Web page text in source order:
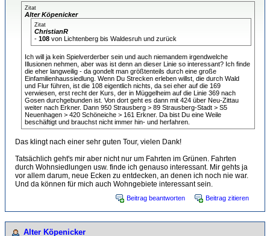
Zitat
Alter Köpenicker
Zitat
ChristianR
- 108 von Lichtenberg bis Waldesruh und zurück
Ich will ja kein Spielverderber sein und auch niemandem irgendwelche
Illusionen nehmen, aber was ist denn an dieser Linie so interessant? Ich finde
die eher langweilig - da gondelt man größtenteils durch eine große
Einfamilienhaussiedlung. Wenn Du Strecken erleben willst, die durch Wald
und Flur führen, ist die 108 eigentlich nichts, da sei eher auf die 169
verwiesen, erst recht der Kurs, der in Müggelheim auf die Linie 369 nach
Gosen durchgebunden ist. Von dort geht es dann mit 424 über Neu-Zittau
weiter nach Erkner. Dann 950 Strausberg > 89 Strausberg-Stadt > S5
Neuenhagen > 420 Schöneiche > 161 Erkner. Da bist Du eine Weile
beschäftigt und brauchst nicht immer hin- und herfahren.
Das klingt nach einer sehr guten Tour, vielen Dank!
Tatsächlich geht's mir aber nicht nur um Fahrten im Grünen. Fahrten
durch Wohnsiedlungen usw. finde ich genauso interessant. Mir gehts ja
vor allem darum, neue Ecken zu entdecken, an denen ich noch nie war.
Und da können für mich auch Wohngebiete interessant sein.
Beitrag beantworten Beitrag zitieren
Alter Köpenicker